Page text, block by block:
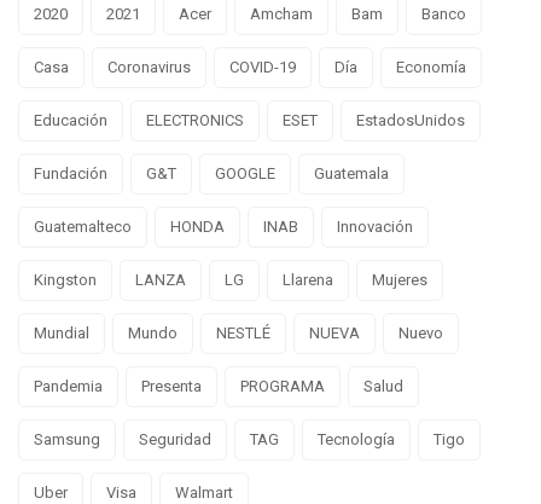
2020 2021 Acer Amcham Bam Banco
Casa Coronavirus COVID-19 Día Economía
Educación ELECTRONICS ESET EstadosUnidos
Fundación G&T GOOGLE Guatemala
Guatemalteco HONDA INAB Innovación
Kingston LANZA LG Llarena Mujeres
Mundial Mundo NESTLÉ NUEVA Nuevo
Pandemia Presenta PROGRAMA Salud
Samsung Seguridad TAG Tecnología Tigo
Uber Visa Walmart